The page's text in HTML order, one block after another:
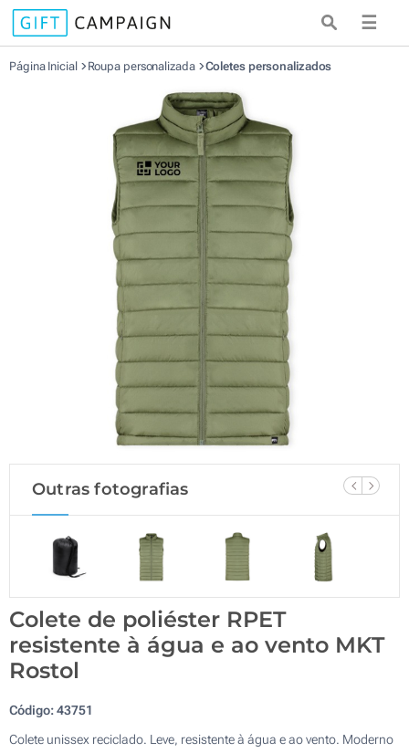
☰
Página Inicial Roupa personalizada Coletes personalizados
Outras fotografias
Colete de poliéster RPET
resistente à água e ao vento MKT
Rostol
Código:43751
Colete unissex reciclado. Leve, resistente à água e ao vento. Moderno